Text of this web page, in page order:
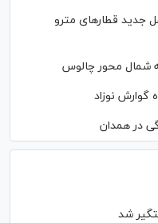
جدید قطار‌های مترو
شمال محور چالوس
نوزاد
در همدان
شد